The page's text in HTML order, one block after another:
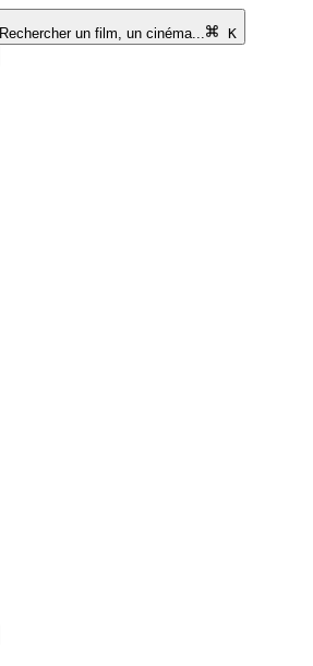
Rechercher un film, un cinéma...
K